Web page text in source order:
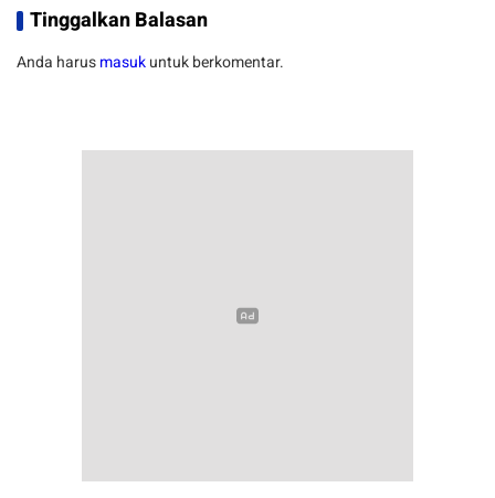
Tinggalkan Balasan
Anda harusmasukuntuk berkomentar.